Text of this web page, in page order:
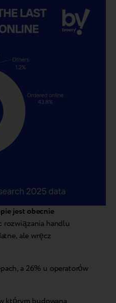
jest obecnie
rozwiązania handlu
ale wręcz
a 26% u operatorów